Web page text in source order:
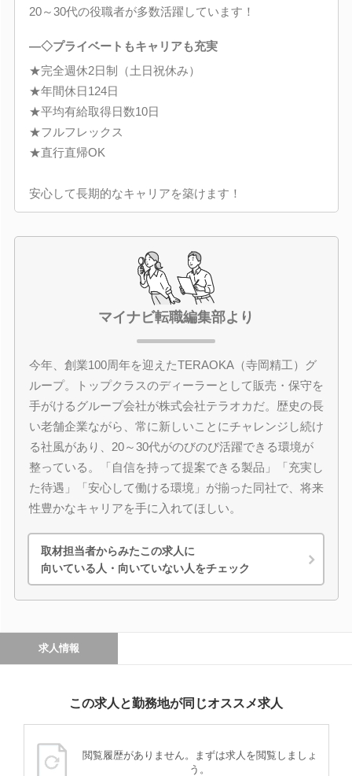
20～30代の役職者が多数活躍しています！
―◇プライベートもキャリアも充実
★完全週休2日制（土日祝休み）
★年間休日124日
★平均有給取得日数10日
★フルフレックス
★直行直帰OK
安心して長期的なキャリアを築けます！
マイナビ転職編集部より
今年、創業100周年を迎えたTERAOKA（寺岡精工）グ
ループ。トップクラスのディーラーとして販売・保守を
手がけるグループ会社が株式会社テラオカだ。歴史の長
い老舗企業ながら、常に新しいことにチャレンジし続け
る社風があり、20～30代がのびのび活躍できる環境が
整っている。「自信を持って提案できる製品」「充実し
た待遇」「安心して働ける環境」が揃った同社で、将来
性豊かなキャリアを手に入れてほしい。
取材担当者からみたこの求人に
向いている人・向いていない人をチェック
求人情報
この求人と勤務地が同じオススメ求人
閲覧履歴がありません。まずは求人を閲覧しましょ
う。